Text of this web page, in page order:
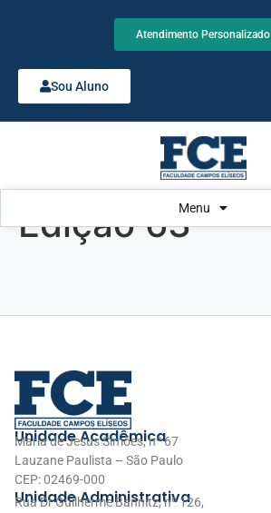
Atendimento Personalizado
Sou Aluno
Menu
Edição 63
Unidade Acadêmica
Maria de Jesus Simões, nº 67
Lauzane Paulista – São Paulo
CEP: 02469-000
Unidade Administrativa
Rua Dr Guilherme Bannitz, nº 126,